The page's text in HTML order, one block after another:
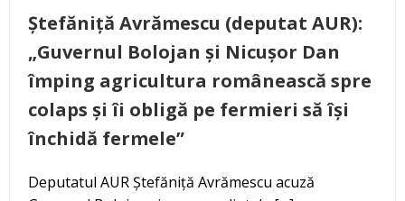
Ștefăniță Avrămescu (deputat AUR):
„Guvernul Bolojan și Nicușor Dan
împing agricultura românească spre
colaps și îi obligă pe fermieri să își
închidă fermele”
Deputatul AUR Ștefăniță Avrămescu acuză